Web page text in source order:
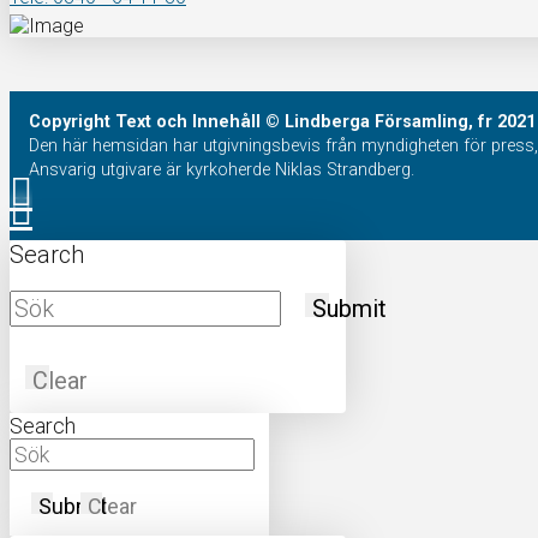
Copyright Text och Innehåll
© Lindberga Församling, fr 2021
Den här hemsidan har utgivningsbevis från myndigheten för
Ansvarig utgivare är kyrkoherde Niklas Strandberg.
Search
Submit
Clear
Search
SubmitClear